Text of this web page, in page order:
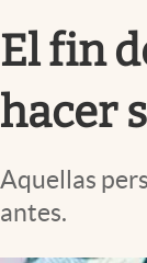
Vida y estilo
Tv
Espiritualidad
El fin
hacer
Aquellas
antes.